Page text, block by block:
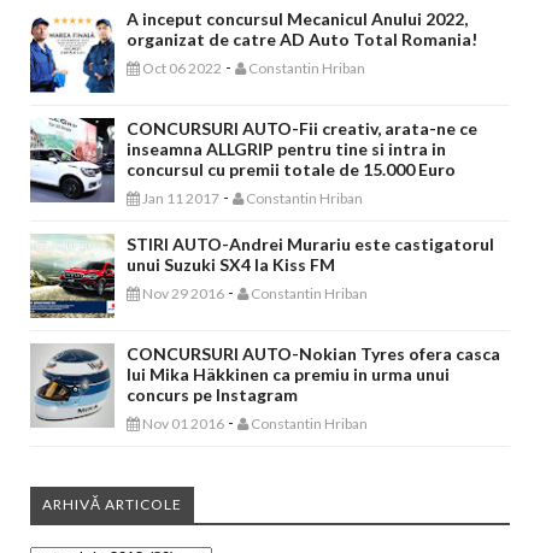
A inceput concursul Mecanicul Anului 2022,
organizat de catre AD Auto Total Romania!
Oct 06 2022 - Constantin Hriban
CONCURSURI AUTO-Fii creativ, arata-ne ce
inseamna ALLGRIP pentru tine si intra in
concursul cu premii totale de 15.000 Euro
Jan 11 2017 - Constantin Hriban
STIRI AUTO-Andrei Murariu este castigatorul
unui Suzuki SX4 la Kiss FM
Nov 29 2016 - Constantin Hriban
CONCURSURI AUTO-Nokian Tyres ofera casca
lui Mika Häkkinen ca premiu in urma unui
concurs pe Instagram
Nov 01 2016 - Constantin Hriban
ARHIVĂ ARTICOLE